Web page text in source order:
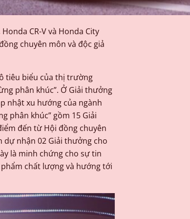
CR-V và Honda City
chuyên môn và độc giả
tiêu biểu của thị trường
phân khúc”. Ở Giải thưởng
nhật xu hướng của ngành
phân khúc” gồm 15 Giải
đến từ Hội đồng chuyên
dự nhận 02 Giải thưởng cho
là minh chứng cho sự tin
chất lượng và hướng tới